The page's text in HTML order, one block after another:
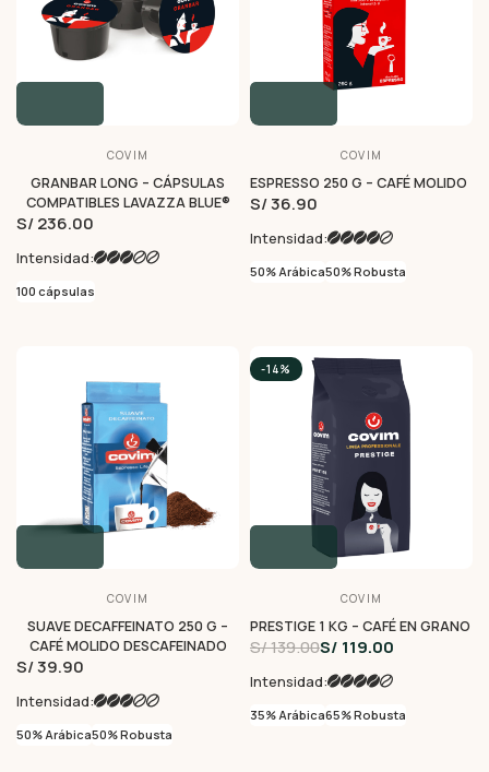
COVIM
GRANBAR LONG – CÁPSULAS
COMPATIBLES LAVAZZA BLUE®
S/ 236.00
Intensidad:
100 cápsulas
COVIM
ESPRESSO 250 G – CAFÉ MOLIDO
S/ 36.90
Intensidad:
50% Arábica50% Robusta
COVIM
SUAVE DECAFFEINATO 250 G –
CAFÉ MOLIDO DESCAFEINADO
S/ 39.90
Intensidad:
50% Arábica50% Robusta
-14%
COVIM
PRESTIGE 1 KG – CAFÉ EN GRANO
S/ 139.00S/ 119.00
Intensidad:
35% Arábica65% Robusta